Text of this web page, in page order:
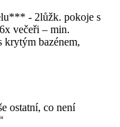
- 2lůžk. pokoje s
večeři – min.
krytým bazénem,
ostatní, co není